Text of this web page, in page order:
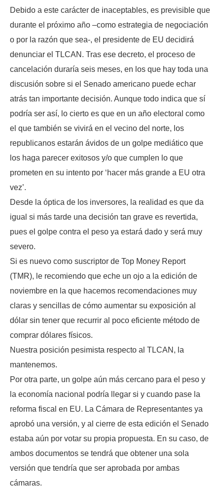
Debido a este carácter de inaceptables, es previsible que
durante el próximo año –como estrategia de negociación
o por la razón que sea-, el presidente de EU decidirá
denunciar el TLCAN. Tras ese decreto, el proceso de
cancelación duraría seis meses, en los que hay toda una
discusión sobre si el Senado americano puede echar
atrás tan importante decisión. Aunque todo indica que sí
podría ser así, lo cierto es que en un año electoral como
el que también se vivirá en el vecino del norte, los
republicanos estarán ávidos de un golpe mediático que
los haga parecer exitosos y/o que cumplen lo que
prometen en su intento por ‘hacer más grande a EU otra
vez’.
Desde la óptica de los inversores, la realidad es que da
igual si más tarde una decisión tan grave es revertida,
pues el golpe contra el peso ya estará dado y será muy
severo.
Si es nuevo como suscriptor de Top Money Report
(TMR), le recomiendo que eche un ojo a la edición de
noviembre en la que hacemos recomendaciones muy
claras y sencillas de cómo aumentar su exposición al
dólar sin tener que recurrir al poco eficiente método de
comprar dólares físicos.
Nuestra posición pesimista respecto al TLCAN, la
mantenemos.
Por otra parte, un golpe aún más cercano para el peso y
la economía nacional podría llegar si y cuando pase la
reforma fiscal en EU. La Cámara de Representantes ya
aprobó una versión, y al cierre de esta edición el Senado
estaba aún por votar su propia propuesta. En su caso, de
ambos documentos se tendrá que obtener una sola
versión que tendría que ser aprobada por ambas
cámaras.